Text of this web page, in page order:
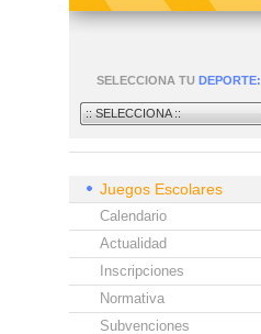
SELECCIONA TU DEPORTE:
:: SELECCIONA ::
Juegos Escolares
Calendario
Actualidad
Inscripciones
Normativa
Subvenciones